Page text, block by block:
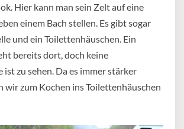
Hier kann man sein Zelt auf eine
einem Bach stellen. Es gibt sogar
und ein Toilettenhäuschen. Ein
bereits dort, doch keine
ist zu sehen. Da es immer stärker
wir zum Kochen ins Toilettenhäuschen